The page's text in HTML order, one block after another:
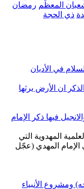
المعظّم رمضان
ذي الحجة
في الأديان
ان الأرض يرثها
فيها ذكر الإمام
(١) الندوات العلمية المهدوية التي
الإمام المهدي (عجّل
ومشروع الأنبياء